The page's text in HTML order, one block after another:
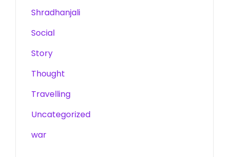
Shradhanjali
Social
Story
Thought
Travelling
Uncategorized
war